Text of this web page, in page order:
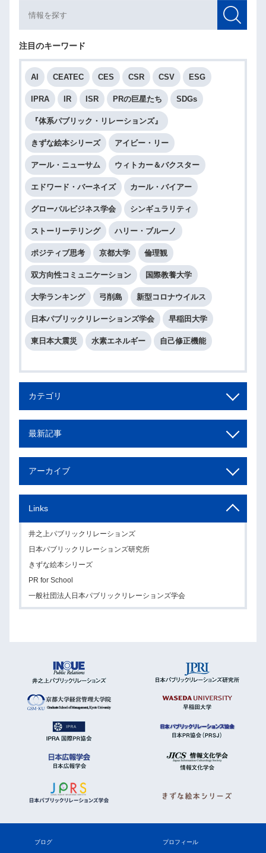
注目のキーワード
AI CEATEC CES CSR CSV ESG
IPRA IR ISR PRの巨星たち SDGs
『体系パブリック・リレーションズ』
きずな絵本シリーズ アイビー・リー
アール・ニューサム ウィトカー＆バクスター
エドワード・バーネイズ カール・バイアー
グローバルビジネス学会 シンギュラリティ
ストーリーテリング ハリー・ブルーノ
ポジティブ思考 京都大学 倫理観
双方向性コミュニケーション 国際教養大学
大学ランキング 弓削島 新型コロナウイルス
日本パブリックリレーションズ学会 早稲田大学
東日本大震災 水素エネルギー 自己修正機能
カテゴリ
最新記事
アーカイブ
Links
井之上パブリックリレーションズ
日本パブリックリレーションズ研究所
きずな絵本シリーズ
PR for School
一般社団法人日本パブリックリレーションズ学会
ブログ プロフィール